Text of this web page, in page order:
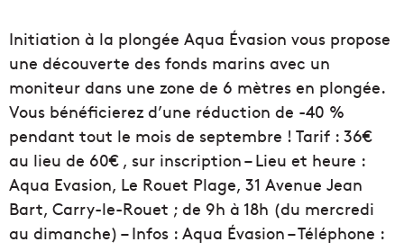
Initiation à la plongée Aqua Évasion vous propose
une découverte des fonds marins avec un
moniteur dans une zone de 6 mètres en plongée.
Vous bénéficierez d’une réduction de -40 %
pendant tout le mois de septembre ! Tarif : 36€
au lieu de 60€ , sur inscription – Lieu et heure :
Aqua Evasion, Le Rouet Plage, 31 Avenue Jean
Bart, Carry-le-Rouet ; de 9h à 18h (du mercredi
au dimanche) – Infos : Aqua Évasion – Téléphone :